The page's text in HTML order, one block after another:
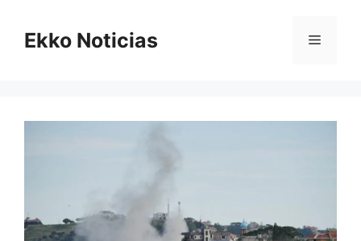
contenido
Ekko Noticias Menú